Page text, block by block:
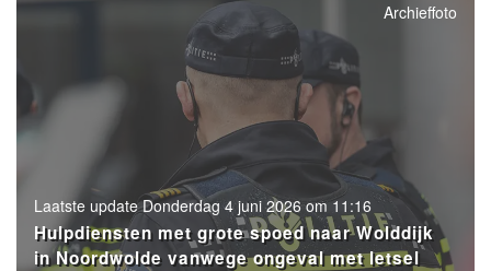
Archieffoto
Laatste update Donderdag 4 juni 2026 om 11:16
Hulpdiensten met grote spoed naar Wolddijk
in Noordwolde vanwege ongeval met letsel